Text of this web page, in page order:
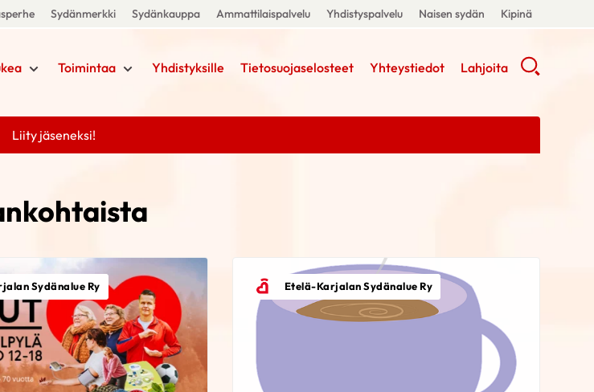
Sydänmerkki Sydänkauppa Ammattilaispalvelu Yhdistyspalvelu Naisen sydän Kipinä
Toimintaa Yhdistyksille Tietosuojaselosteet Yhteystiedot Lahjoita
Liity jäseneksi!
Sydänalue Ry Etelä-Karjalan Sydänalue Ry